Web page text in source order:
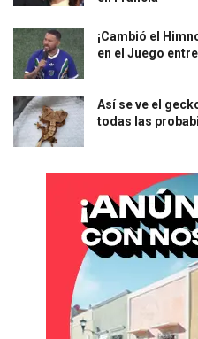
¡Cambió el
en el Juego
Así se ve el
todas las